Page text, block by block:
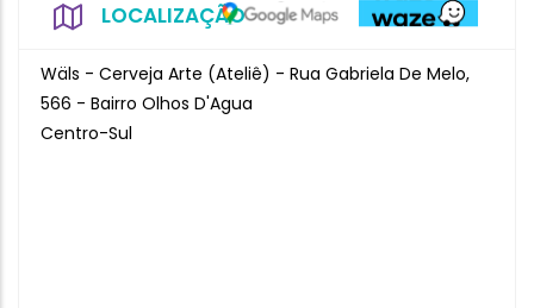
LOCALIZAÇÃO
Wäls - Cerveja Arte (Ateliê) - Rua Gabriela De Melo,
566 - Bairro Olhos D'Agua
Centro-Sul